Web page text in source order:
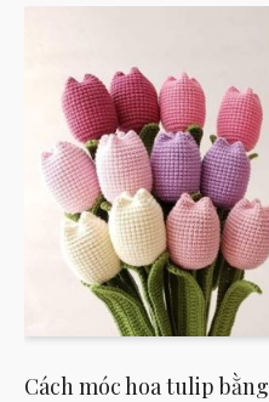
Cách móc hoa tulip